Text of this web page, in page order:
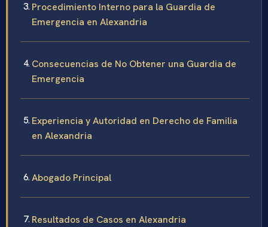
Procedimiento Interno para la Guardia de
Emergencia en Alexandria
Consecuencias de No Obtener una Guardia de
Emergencia
Experiencia y Autoridad en Derecho de Familia
en Alexandria
Abogado Principal
Resultados de Casos en Alexandria